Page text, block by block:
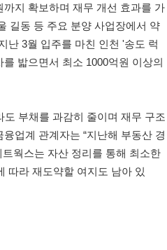
지 확보하며 재무 개선 효과를 가
길동 등 주요 분양 사업장에서 약
난 3월 입주를 마친 인천 '송도 럭
밟으면서 최소 1000억원 이상의
부채를 과감히 줄이며 재무 구조
업계 관계자는 “지난해 부동산 경
웍스는 자산 정리를 통해 최소한
따라 재도약할 여지도 남아 있